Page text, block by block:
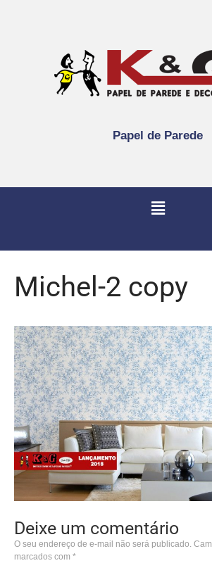
Papel de Parede
Michel-2 copy
Deixe um comentário
O seu endereço de e-mail não será publicado.
marcados com *